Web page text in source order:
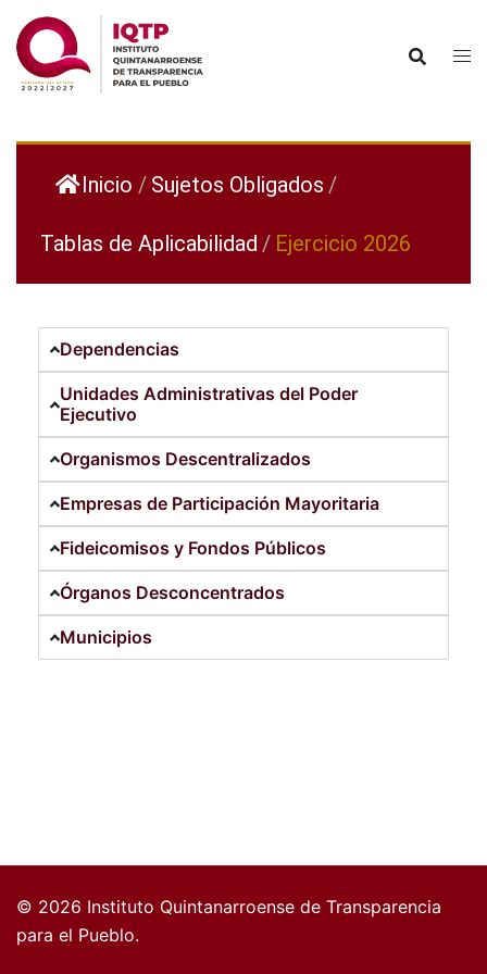
Inicio / Sujetos Obligados /
Tablas de Aplicabilidad / Ejercicio 2026
Dependencias
Unidades Administrativas del Poder
Ejecutivo
Organismos Descentralizados
Empresas de Participación Mayoritaria
Fideicomisos y Fondos Públicos
Órganos Desconcentrados
Municipios
© 2026 Instituto Quintanarroense de Transparencia
para el Pueblo.